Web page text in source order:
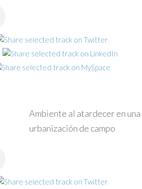
Ambiente al atardecer en una
urbanización de campo